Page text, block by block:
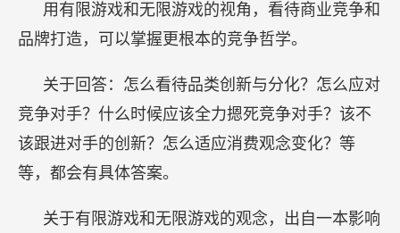
用有限游戏和无限游戏的视角，看待商业竞争和
品牌打造，可以掌握更根本的竞争哲学。
关于回答：怎么看待品类创新与分化？怎么应对
竞争对手？什么时候应该全力摁死竞争对手？该不
该跟进对手的创新？怎么适应消费观念变化？等
等，都会有具体答案。
关于有限游戏和无限游戏的观念，出自一本影响